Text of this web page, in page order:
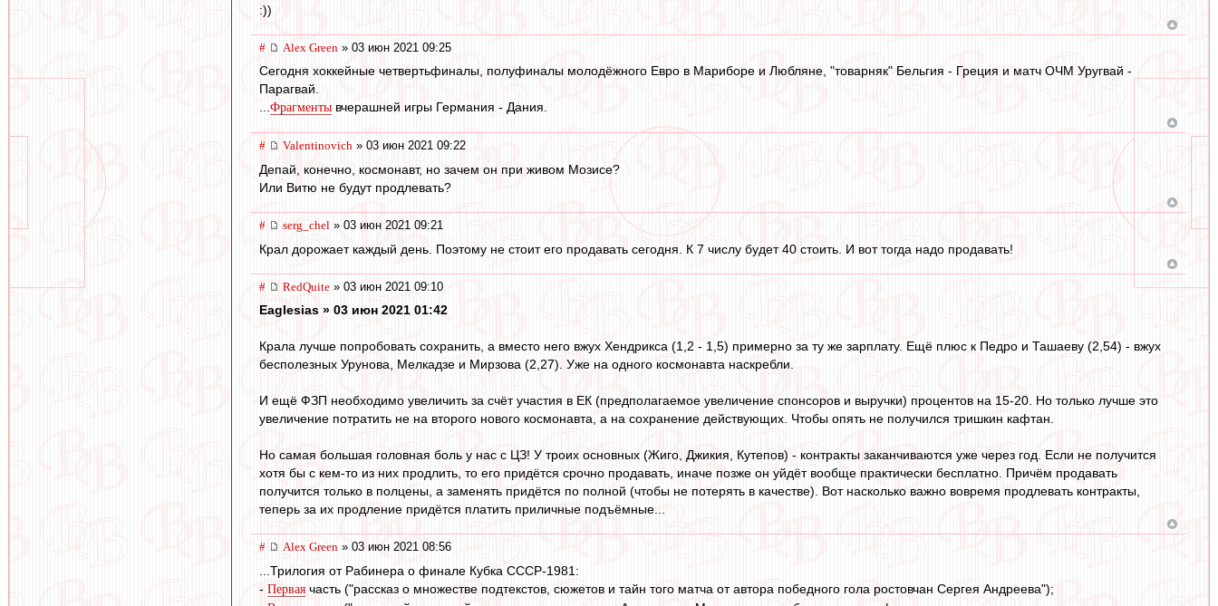
:))
# Alex Green » 03 июн 2021 09:25
Сегодня хоккейные четвертьфиналы, полуфиналы молодёжного Евро в Мариборе и Любляне, "товарняк" Бельгия - Греция и матч ОЧМ Уругвай -
Парагвай.
...Фрагменты вчерашней игры Германия - Дания.
# Valentinovich » 03 июн 2021 09:22
Депай, конечно, космонавт, но зачем он при живом Мозисе?
Или Витю не будут продлевать?
# serg_chel » 03 июн 2021 09:21
Крал дорожает каждый день. Поэтому не стоит его продавать сегодня. К 7 числу будет 40 стоить. И вот тогда надо продавать!
# RedQuite » 03 июн 2021 09:10
Eaglesias » 03 июн 2021 01:42
Крала лучше попробовать сохранить, а вместо него вжух Хендрикса (1,2 - 1,5) примерно за ту же зарплату. Ещё плюс к Педро и Ташаеву (2,54) - вжух
бесполезных Урунова, Мелкадзе и Мирзова (2,27). Уже на одного космонавта наскребли.
И ещё ФЗП необходимо увеличить за счёт участия в ЕК (предполагаемое увеличение спонсоров и выручки) процентов на 15-20. Но только лучше это
увеличение потратить не на второго нового космонавта, а на сохранение действующих. Чтобы опять не получился тришкин кафтан.
Но самая большая головная боль у нас с ЦЗ! У троих основных (Жиго, Джикия, Кутепов) - контракты заканчиваются уже через год. Если не получится
хотя бы с кем-то из них продлить, то его придётся срочно продавать, иначе позже он уйдёт вообще практически бесплатно. Причём продавать
получится только в полцены, а заменять придётся по полной (чтобы не потерять в качестве). Вот насколько важно вовремя продлевать контракты,
теперь за их продление придётся платить приличные подъёмные...
# Alex Green » 03 июн 2021 08:56
...Трилогия от Рабинера о финале Кубка СССР-1981:
- Первая часть ("рассказ о множестве подтекстов, сюжетов и тайн того матча от автора победного гола ростовчан Сергея Андреева");